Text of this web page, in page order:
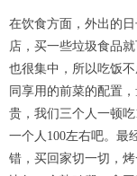
在饮食方面，外出的
店，买一些垃圾食品
也很集中，所以吃饭
同享用的前菜的配置
贵，我们三个人一顿
一个人100左右吧。最
错，买回家切一切，